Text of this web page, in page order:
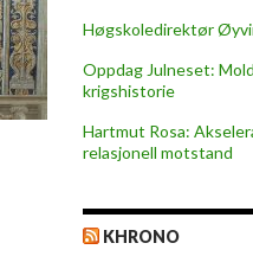
Høgskoledirektør
Oppdag Julneset:
krigshistorie
Hartmut Rosa:
relasjonell motstand
KHRONO